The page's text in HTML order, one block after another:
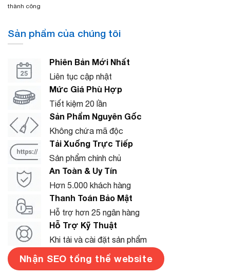
thành công
Sản phẩm của chúng tôi
Phiên Bản Mới Nhất
Liên tục cập nhật
Mức Giá Phù Hợp
Tiết kiệm 20 lần
Sản Phẩm Nguyên Gốc
Không chứa mã độc
Tải Xuống Trực Tiếp
Sản phẩm chính chủ
An Toàn & Uy Tín
Hơn 5.000 khách hàng
Thanh Toán Bảo Mật
Hỗ trợ hơn 25 ngân hàng
Hỗ Trợ Kỹ Thuật
Khi tải và cài đặt sản phẩm
Nhận SEO tổng thể website